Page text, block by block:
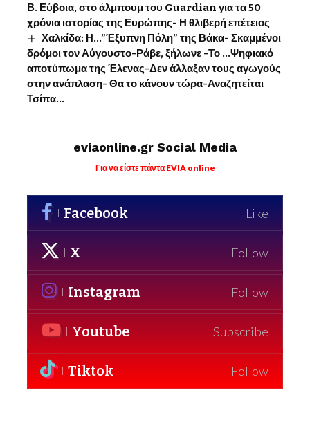
Β. Εύβοια, στο άλμπουμ του Guardian για τα 50
χρόνια ιστορίας της Ευρώπης- Η θλιβερή επέτειος
Χαλκίδα: Η…”Έξυπνη Πόλη” της Βάκα- Σκαμμένοι
δρόμοι τον Αύγουστο-Ράβε, ξήλωνε -Το …Ψηφιακό
αποτύπωμα της Έλενας-Δεν άλλαξαν τους αγωγούς
στην ανάπλαση- Θα το κάνουν τώρα-Αναζητείται
Τσίπα…
eviaonline.gr Social Media
Για να είστε πάντα EVIA online
Facebook Like
X Follow
Instagram Follow
Youtube Subscribe
Tiktok Follow